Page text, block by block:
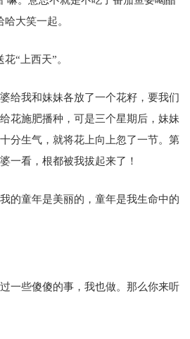
大笑一起。
“上西天”。
给我和妹妹各放了一个花籽，要我们
花施肥播种，可是三个星期后，妹妹
分生气，就将花上向上忽了一节。第
一看，根都被我拔起来了！
的童年是美丽的，童年是我生命中的
一些傻傻的事，我也做。那么你来听